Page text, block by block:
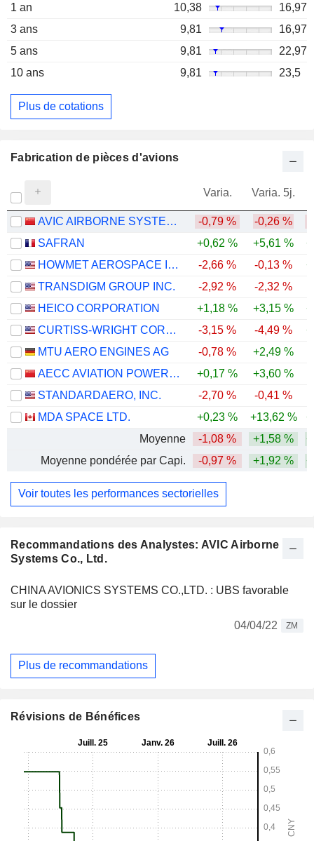
Recommandations des Analystes: AVIC Airborne
Systems Co., Ltd.
CHINA AVIONICS SYSTEMS CO.,LTD. : UBS favorable
sur le dossier
04/04/22
ZM
Plus de recommandations
1 an
10,38
16,97
3 ans
9,81
16,97
5 ans
9,81
22,97
10 ans
9,81 23,5
Plus de cotations
Fabrication de pièces d'avions
Varia. Varia. 5j.
AVIC AIRBORNE SYSTEMS CO., LTD. -0,79 % -0,26 %
SAFRAN
+0,62 % +5,61 %
HOWMET AEROSPACE INC.
-2,66 % -0,13 %
TRANSDIGM GROUP INC.
-2,92 % -2,32 %
HEICO CORPORATION
+1,18 % +3,15 %
CURTISS-WRIGHT CORPORATION
-3,15 % -4,49 %
MTU AERO ENGINES AG
-0,78 % +2,49 %
AECC AVIATION POWER CO.,LTD
+0,17 % +3,60 %
STANDARDAERO, INC.
-2,70 % -0,41 %
MDA SPACE LTD.
+0,23 % +13,62 %
Moyenne
-1,08 % +1,58 %
Moyenne pondérée par Capi.
-0,97 % +1,92 %
Voir toutes les performances sectorielles
Révisions de Bénéfices